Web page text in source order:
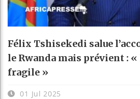
Félix Tshisekedi salue
le Rwanda mais prévient :
fragile »
01 Jul 2025